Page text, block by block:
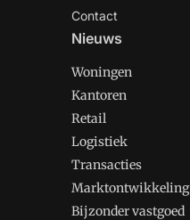
Contact
Nieuws
Woningen
Kantoren
Retail
Logistiek
Transacties
Marktontwikkeling
Bijzonder vastgoed